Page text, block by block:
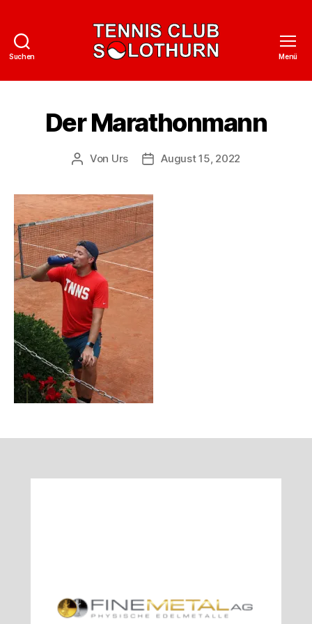
Suchen
Solothurn
Menü
Der Marathonmann
Beitragsautor
Von Urs Veröffentlichungsdatum
August 15, 2022